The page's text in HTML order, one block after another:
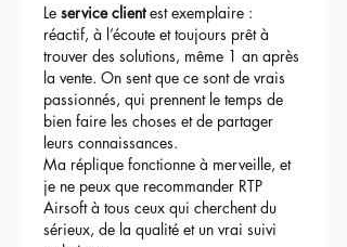
Le service client est exemplaire :
réactif, à l’écoute et toujours prêt à
trouver des solutions, même 1 an après
la vente. On sent que ce sont de vrais
passionnés, qui prennent le temps de
bien faire les choses et de partager
leurs connaissances.
Ma réplique fonctionne à merveille, et
je ne peux que recommander RTP
Airsoft à tous ceux qui cherchent du
sérieux, de la qualité et un vrai suivi